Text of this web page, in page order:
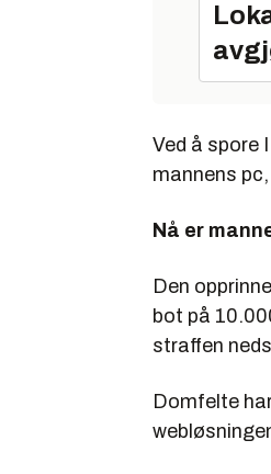
Ved å spore
mannens
Nå er
Den
bot på
straffen
Domfelte